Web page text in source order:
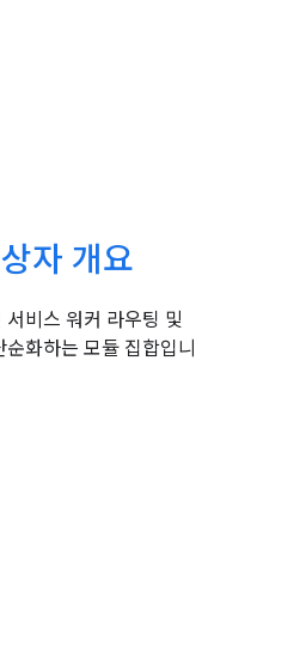
자 개요
서비스 워커 라우팅 및
순화하는 모듈 집합입니